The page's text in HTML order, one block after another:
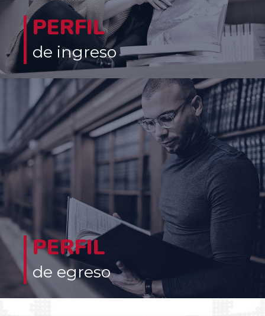
PERFIL
de ingreso
PERFIL
de egreso
Desempeñarse con solvencia y de manera autónoma como
docente.
Desempeñarse como profesional en el sector público o privado.
Desempeñarse laboralmente como investigador o como consultor
en entidades públicas o privadas, especialmente en la gestión
ética de las organizaciones; el diseño y evaluación de
metodologías de investigación; la evaluación conceptual de
proyectos culturales y artísticos.